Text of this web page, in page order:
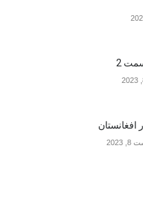
2023